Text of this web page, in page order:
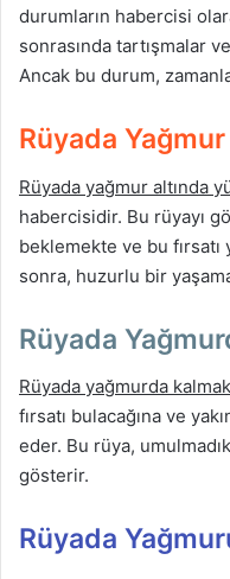
durumların habercisi
sonrasında tartışmalar
Ancak bu durum,
Rüyada
Rüyada yağmur altında
habercisidir. Bu rüyayı
beklemekte ve bu fırsatı
sonra, huzurlu bir
Rüyada
Rüyada yağmurda kalmak
fırsatı bulacağına ve
eder. Bu rüya,
gösterir.
Rüyada